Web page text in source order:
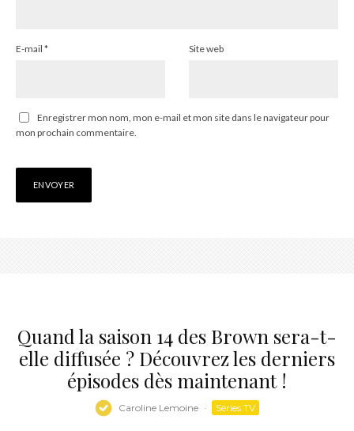
E-mail * Site web
Enregistrer mon nom, mon e-mail et mon site dans le navigateur pour
mon prochain commentaire.
Quand la saison 14 des Brown sera-t-
elle diffusée ? Découvrez les derniers
épisodes dès maintenant !
Caroline Lemoine · Séries TV